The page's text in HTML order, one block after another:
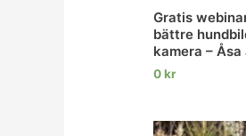
Gratis
bättre
kamera –
0kr